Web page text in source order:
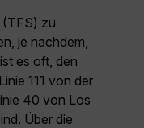
(TFS) zu
je nachdem,
es oft, den
Linie 111 von der
40 von Los
Über die